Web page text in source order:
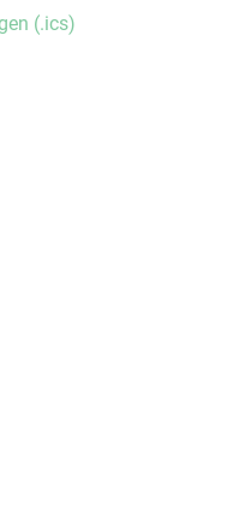
(.ics)